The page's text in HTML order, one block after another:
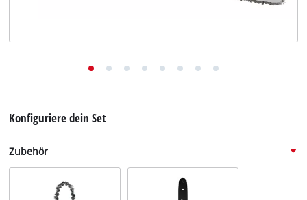
Konfiguriere dein Set
Zubehör